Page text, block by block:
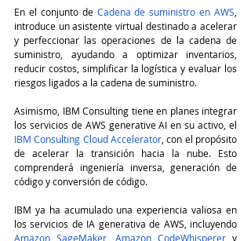
En el conjunto de Cadena de suministro en AWS
introduce un asistente virtual destinado a acelerar
y perfeccionar las operaciones de la cadena de
suministro, ayudando a optimizar inventarios,
reducir costos, simplificar la logística y evaluar los
riesgos ligados a la cadena de suministro.
Asimismo, IBM Consulting tiene en planes integrar
IBM Consulting Cloud Accelerator , con el propósito
de acelerar la transición hacia la nube. Esto
comprenderá ingeniería inversa, generación de
código y conversión de código.
IBM ya ha acumulado una experiencia valiosa en
Amazon SageMaker
Amazon CodeWhisperer